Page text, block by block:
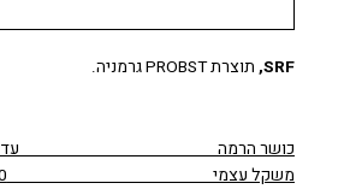
SRF
, תוצרת PROBST גרמניה.
כושר הרמה עד 600ק"ג
משקל עצמי 1080ק"ג